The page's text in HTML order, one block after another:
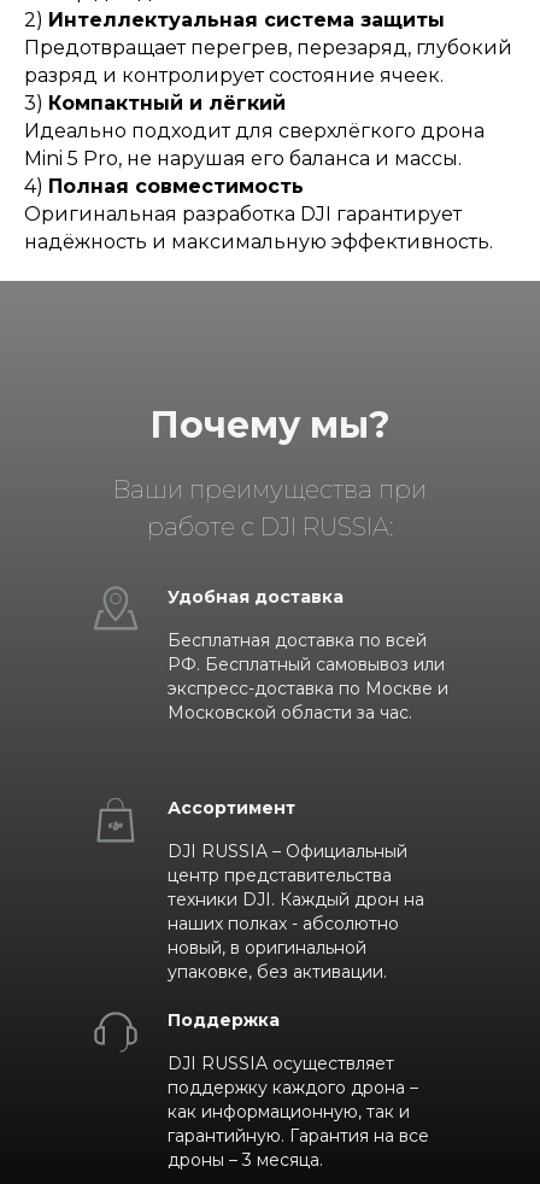
2) Интеллектуальная система защиты
Предотвращает перегрев, перезаряд, глубокий
разряд и контролирует состояние ячеек.
3) Компактный и лёгкий
Идеально подходит для сверхлёгкого дрона
Mini 5 Pro, не нарушая его баланса и массы.
4) Полная совместимость
Оригинальная разработка DJI гарантирует
надёжность и максимальную эффективность.
Почему мы?
Ваши преимущества при
работе с DJI RUSSIA:
Удобная доставка
Бесплатная доставка по всей
РФ. Бесплатный самовывоз или
экспресс-доставка по Москве и
Московской области за час.
Ассортимент
DJI RUSSIA – Официальный
центр представительства
техники DJI. Каждый дрон на
наших полках - абсолютно
новый, в оригинальной
упаковке, без активации.
Поддержка
DJI RUSSIA осуществляет
поддержку каждого дрона –
как информационную, так и
гарантийную. Гарантия на все
дроны – 3 месяца.